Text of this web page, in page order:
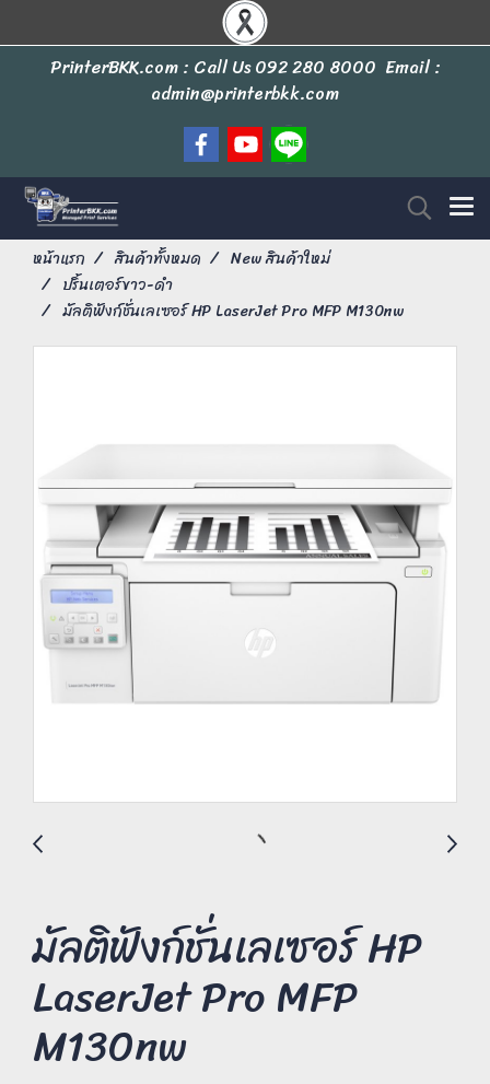
PrinterBKK.com : Call Us092 280 8000 Email :
admin@printerbkk.com
หน้าแรก สินค้าทั้งหมด
New สินค้าใหม่
ปริ้นเตอร์ขาว-ดำ
มัลติฟังก์ชั่นเลเซอร์ HP LaserJet Pro MFP M130nw
มัลติฟังก์ชั่นเลเซอร์ HP
LaserJet Pro MFP
M130nw